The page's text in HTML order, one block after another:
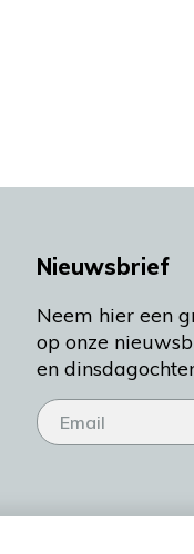
Nieuwsbrief
Neem hier een
op onze
en